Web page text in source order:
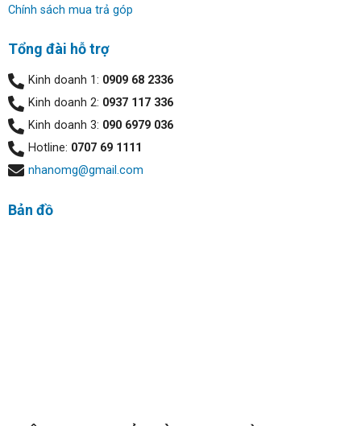
cùng với phần kê tay rộng rãi. Bàn phím cho trải nghiệm
gõ phím hồi lâu dễ chịu, hành trình phím sâu, các nút phím
trũng ở giữa và cảm giác mềm. Ngoài ra còn có option
đèn led bàn phím sáng trắng với 2 cấp độ sáng khác
nhau hỗ trợ người dùng trong điều kiện môi trường thiếu
sáng.
Chính sách mua trả góp
Tổng đài hỗ trợ
Kinh doanh 1: 0909 68 2336
Kinh doanh 2: 0937 117 336
Kinh doanh 3: 090 6979 036
Hotline: 0707 69 1111
nhanomg@gmail.com
Bản đồ